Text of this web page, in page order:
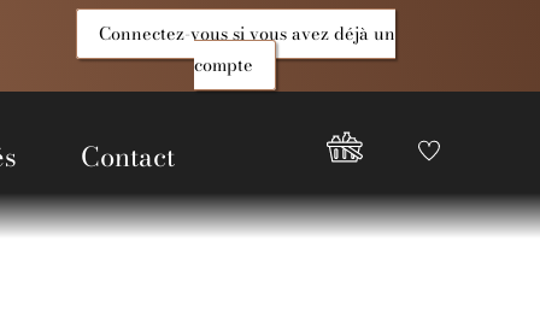
Connectez-vous si vous avez déjà un
compte
Contact
Compte
Good
Epices
Favoris